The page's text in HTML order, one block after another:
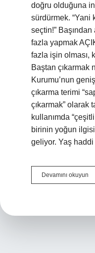
doğru olduğuna
sürdürmek. “Yani
seçtin!”
fazla yapmak
fazla işin olması,
Baştan çıkarmak
Kurumu’nun
çıkarma terimi
çıkarmak” olarak
kullanımda
birinin yoğun
geliyor. Yaş
Devamını okuyun